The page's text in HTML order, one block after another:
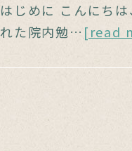
はじめに こんにち
れた院内勉… [read